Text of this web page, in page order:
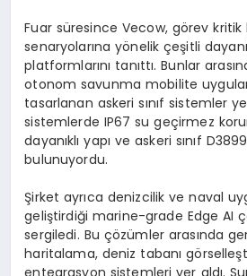
Fuar süresince Vecow, görev kritik
senaryolarına yönelik çeşitli
platformlarını tanıttı. Bunlar
otonom savunma mobilite
tasarlanan askeri sınıf sistemler
sistemlerde IP67su geçirmez
dayanıklı yapı ve askeri sınıf
bulunuyordu.
Şirket ayrıca denizcilik ve naval
geliştirdiği marine-grade Edge AI
sergiledi. Bu çözümler arasında
haritalama, deniz tabanı
entegrasyon sistemleri yer aldı.